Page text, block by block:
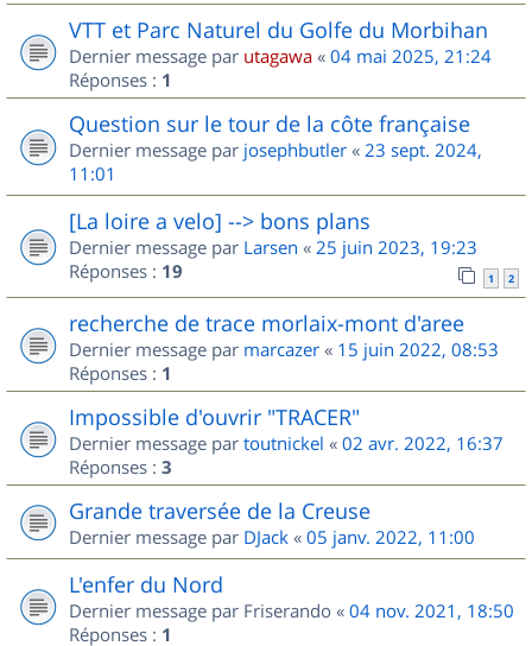
VTT et Parc Naturel du Golfe du Morbihan
Dernier message par utagawa « 04 mai 2025, 21:24
Réponses : 1
Question sur le tour de la côte française
Dernier message par josephbutler « 23 sept. 2024,
11:01
[La loire a velo] --> bons plans
Dernier message par Larsen « 25 juin 2023, 19:23
Réponses : 19 1 2
recherche de trace morlaix-mont d'aree
Dernier message par marcazer « 15 juin 2022, 08:53
Réponses : 1
Impossible d'ouvrir "TRACER"
Dernier message par toutnickel « 02 avr. 2022, 16:37
Réponses : 3
Grande traversée de la Creuse
Dernier message par DJack « 05 janv. 2022, 11:00
L'enfer du Nord
Dernier message par Friserando « 04 nov. 2021, 18:50
Réponses : 1